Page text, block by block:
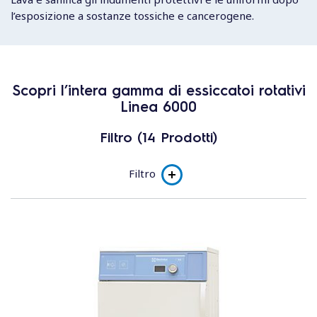
l’esposizione a sostanze tossiche e cancerogene.
Scopri l’intera gamma di essiccatoi rotativi
Linea 6000
Filtro (14 Prodotti)
Filtro
Essiccatoi rotativi
Essiccatoi a pompa di calore